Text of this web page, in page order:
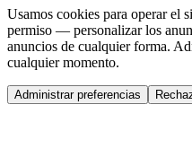
Usamos cookies para operar
permiso — personalizar los
anuncios de cualquier forma.
cualquier momento.
Administrar preferencias